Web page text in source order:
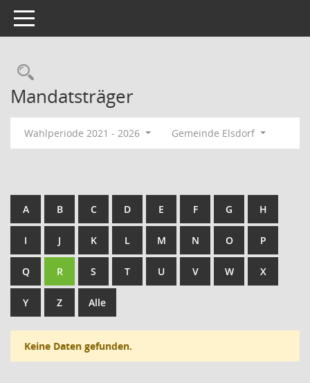
Toggle navigation
Rechercheauswahl
Mandatsträger
Wahlperiode 2021 - 2026 Gemeinde Elsdorf
A B C D E F G H
I J K L M N O P
Q R S T U V W X
Y Z Alle
Keine Daten gefunden.